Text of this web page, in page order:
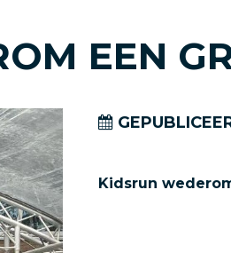
EEN
Kidsrun